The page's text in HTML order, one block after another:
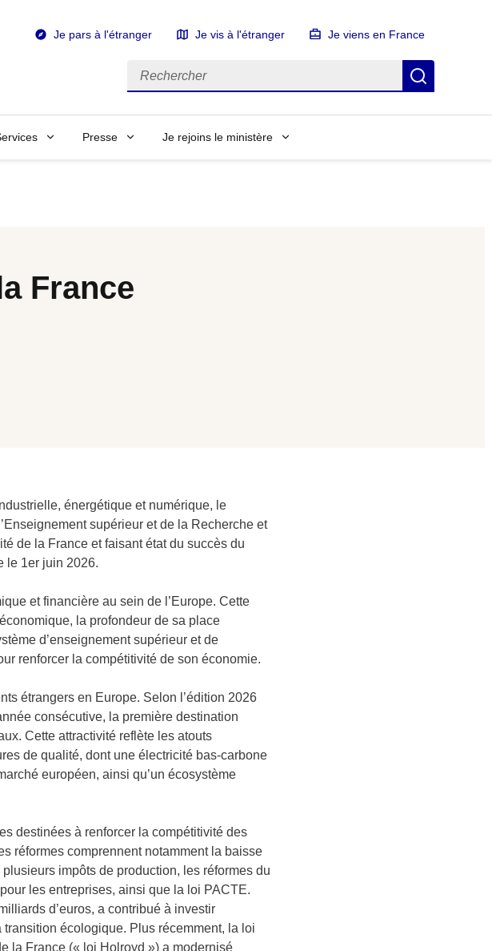
Je pars à l'étranger Je vis à l'étranger Je viens en France
Rechercher
Presse Je rejoins le ministère
France
énergétique et numérique, le
supérieur et de la Recherche et
de la France et faisant état du succès du
le 1er juin 2026.
et financière au sein de l’Europe. Cette
la profondeur de sa place
d’enseignement supérieur et de
renforcer la compétitivité de son économie.
étrangers en Europe. Selon l’édition 2026
consécutive, la première destination
Cette attractivité reflète les atouts
de qualité, dont une électricité bas-carbone
européen, ainsi qu’un écosystème
destinées à renforcer la compétitivité des
réformes comprennent notamment la baisse
impôts de production, les réformes du
les entreprises, ainsi que la loi PACTE.
d’euros, a contribué à investir
écologique. Plus récemment, la loi
la France (« loi Holroyd ») a modernisé